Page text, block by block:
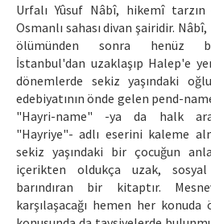
Makale Gönder
ISSN: 1301-0077 · e-ISSN: 2651-
Urfalı Yûsuf Nâbî, hikemî
Osmanlı sahası divan şairidir.
ölümünden sonra henüz
İstanbul'dan uzaklaşıp Halep'e
dönemlerde sekiz yaşındaki
edebiyatının önde gelen pend-
"Hayri-name" -ya da halk
"Hayriye"- adlı eserini kaleme
sekiz yaşındaki bir çocuğun
içerikten oldukça uzak,
barındıran bir kitaptır.
karşılaşacağı hemen her